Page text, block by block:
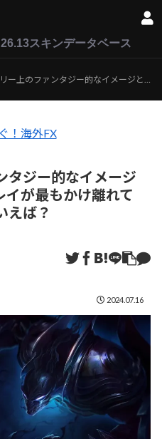
スキンデータベース
ンタジー的なイメージと、実際のゲームプレイが最もかけ離れているチャンピオンといえば？
！海外FX
タジー的なイメージ
イが最もかけ離れて
えば？
2024.07.16